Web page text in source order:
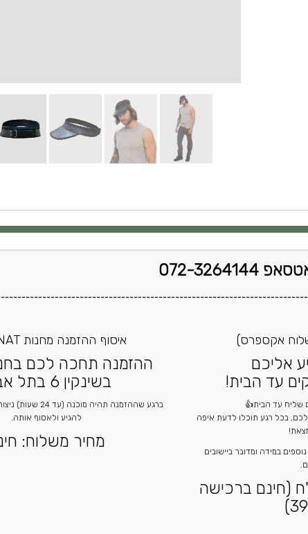
3264144
אקספרס)
אליכם
שליח עד הבית👍
בכל רגע תוכלו לדעת איפה
עד 2 ימי עסקים נוספים במידה ומדובר ביישובים
36 ש"ח (חינם ברכישה
איסוף ההזמנה מחנות BOLENAT
ההזמנה תחכה לכם
בשינקין 6 בתל אביב
ברגע שההזמנה תהיה
להגיע ולאסוף אותה.
מחיר משלוח: